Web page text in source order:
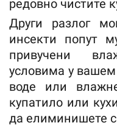
редовно чистите
Други разлог
инсекти попут
привучени
условима у
воде или
купатило или
да елиминишете